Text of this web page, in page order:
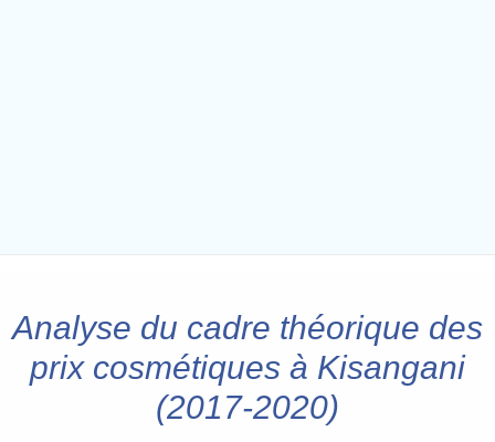
Analyse du cadre théorique des
prix cosmétiques à Kisangani
(2017-2020)